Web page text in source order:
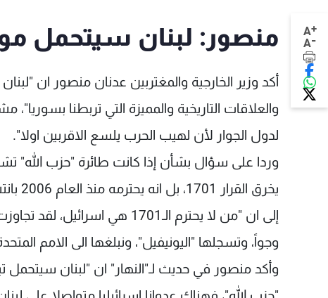
A+
A- منصور: لبنان سيتحمل
أكد وزير الخارجية والمغتربين عدنان منصور ان
والعلاقات التاريخية والمميزة التي تربطنا
لدول الجوار لأن لهيب الحرب يلسع الاقربين اولا".
وجواً، وتسجلها "اليونيفيل"، ونبلغها الى الامم
وأكد منصور في حديث لـ"النهار" ان "لبنان